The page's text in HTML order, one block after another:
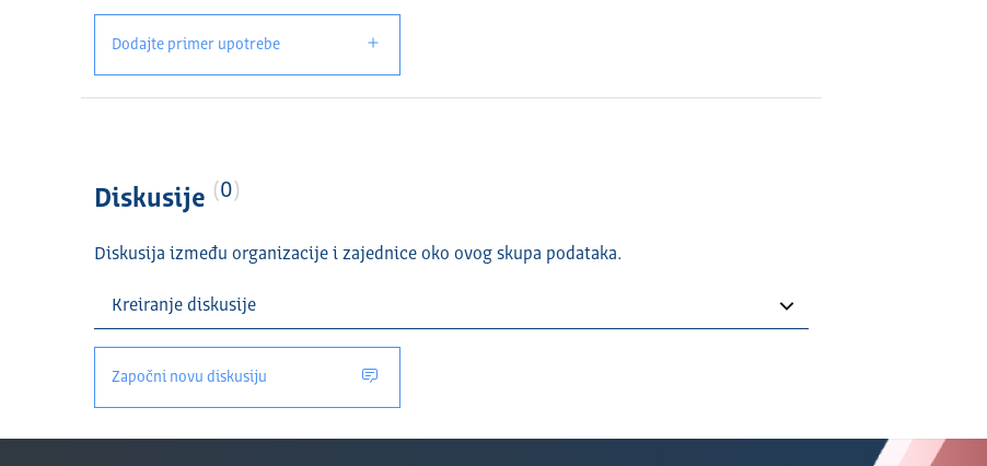
Dodajte primer upotrebe
Diskusije 0
Diskusija između organizacije i zajednice oko ovog skupa podataka.
Započni novu diskusiju